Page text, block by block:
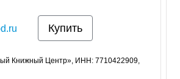
Купить
Книжный Центр», ИНН: 7710422909,